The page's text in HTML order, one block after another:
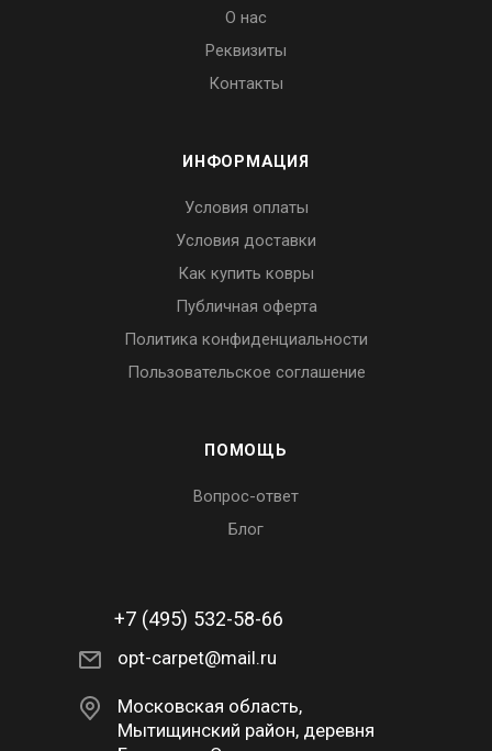
О нас
Реквизиты
Контакты
ИНФОРМАЦИЯ
Условия оплаты
Условия доставки
Как купить ковры
Публичная оферта
Политика конфиденциальности
Пользовательское соглашение
ПОМОЩЬ
Вопрос-ответ
Блог
+7 (495) 532-58-66
opt-carpet@mail.ru
Московская область,
Мытищинский район, деревня